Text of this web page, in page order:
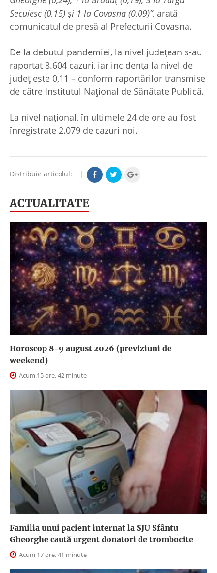
Secuiesc (0,15) și 1 la Covasna (0,09)”, arată
comunicatul de presă al Prefecturii Covasna.
De la debutul pandemiei, la nivel județean s-au
raportat 8.604 cazuri, iar incidența la nivel de
județ este 0,11 – conform raportărilor transmise
de către Institutul Național de Sănătate Publică.
La nivel național, în ultimele 24 de ore au fost
înregistrate 2.079 de cazuri noi.
Distribuie articolul: |
ACTUALITATE
Horoscop 8-9 august 2026 (previziuni de
weekend)
Acum 15 ore, 42 minute
Familia unui pacient internat la SJU Sfântu
Gheorghe caută urgent donatori de trombocite
Acum 17 ore, 41 minute